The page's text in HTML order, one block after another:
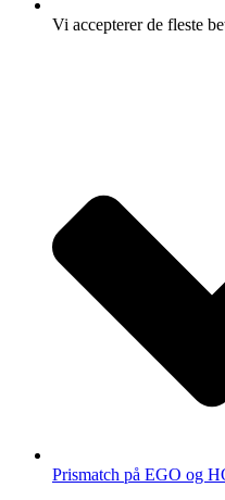
Vi accepterer de fleste
Prismatch på EGO og